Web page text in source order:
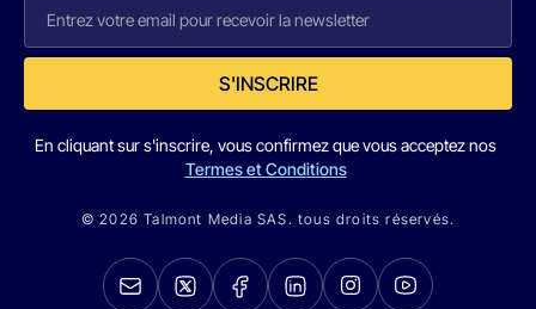
S'INSCRIRE
En cliquant sur s'inscrire, vous confirmez que vous acceptez nos
Termes et Conditions
© 2026 Talmont Media SAS. tous droits réservés.